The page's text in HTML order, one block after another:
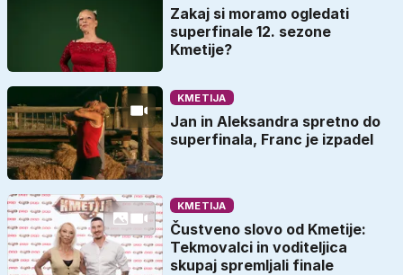
Zakaj si moramo ogledati
superfinale 12. sezone
Kmetije?
KMETIJA
Jan in Aleksandra spretno do
superfinala, Franc je izpadel
KMETIJA
Čustveno slovo od Kmetije:
Tekmovalci in voditeljica
skupaj spremljali finale